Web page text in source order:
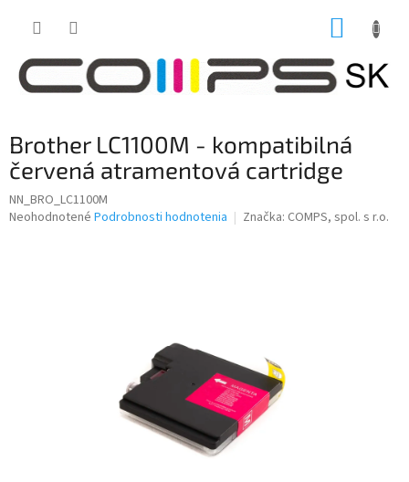
Brother LC1100M - kompatibilná
červená atramentová cartridge
NN_BRO_LC1100M
Priemerné
Neohodnotené Podrobnosti hodnotenia Značka: COMPS, spol. s r.o.